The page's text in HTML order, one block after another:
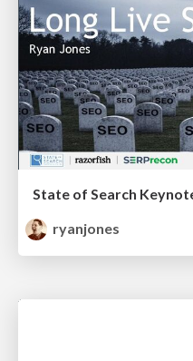
ryanjones